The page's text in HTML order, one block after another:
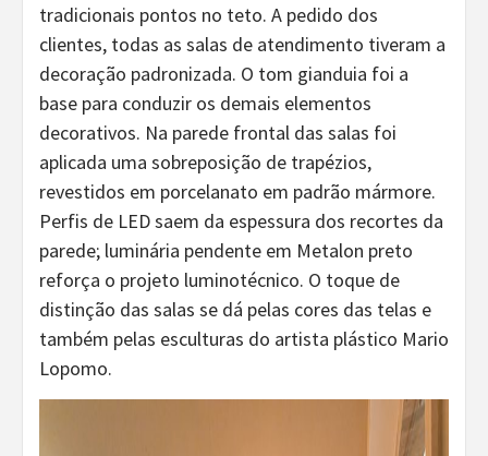
tradicionais pontos no teto. A pedido dos
clientes, todas as salas de atendimento tiveram a
decoração padronizada. O tom gianduia foi a
base para conduzir os demais elementos
decorativos. Na parede frontal das salas foi
aplicada uma sobreposição de trapézios,
revestidos em porcelanato em padrão mármore.
Perfis de LED saem da espessura dos recortes da
parede; luminária pendente em Metalon preto
reforça o projeto luminotécnico. O toque de
distinção das salas se dá pelas cores das telas e
também pelas esculturas do artista plástico Mario
Lopomo.